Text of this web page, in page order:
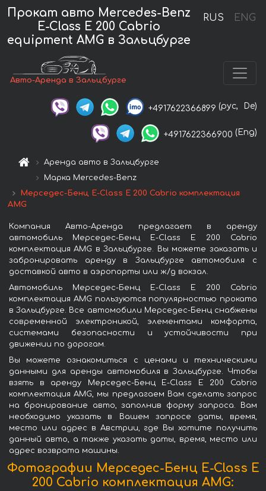
RUS ENG
Прокат авто Mercedes-Benz
E-Class E 200 Cabrio
equipment AMG в Зальцбурге
Авто-Аренда в Зальцбурге
+4917622366899 (рус, De)
+4917622366900 (Eng)
Аренда авто в Зальцбурге
Марка Mercedes-Benz
Мерседес-Бенц E-Class E 200 Cabrio комплектация
AMG
Компания Авто-Аренда предлагает в аренду
автомобиль Мерседес-Бенц E-Class E 200 Cabrio
комплектация AMG в Зальцбурге. Вы можете заказать и
забронировать аренду в Зальцбурге автомобиля с
доставкой авто в аэропорты или ж/д вокзал.
Автомобиль Мерседес-Бенц E-Class E 200 Cabrio
комплектация AMG пользуются популярностью проката
в Зальцбурге. Все автомобили Мерседес-Бенц снабжены
современной электроникой, элементами комфорта,
системами безопасности и устойчивости при
движении по дорогам.
Вы можете ознакомиться с ценами и техническими
данными для аренды автомобиля в Зальцбурге. Чтобы
взять в аренду Мерседес-Бенц E-Class E 200 Cabrio
комплектация AMG, мы предлагаем Вам сделать запрос
на бронирование авто, заполнив форму запроса. Вам
необходимо указать в Вашем запросе даты, время,
место или адрес в Австрии, где Вы хотите получить
данный авто, а также указать даты, время, место или
адрес возврата машины.
Фотографии Мерседес-Бенц E-Class E
200 Cabrio комплектация AMG: